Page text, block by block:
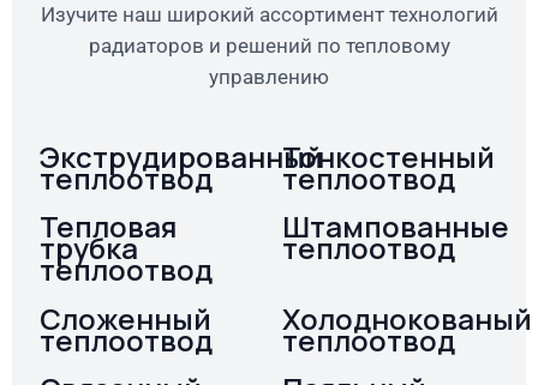
Изучите наш широкий ассортимент технологий
радиаторов и решений по тепловому
управлению
Экструдированный
теплоотвод
Тонкостенный
теплоотвод
Тепловая
трубка
теплоотвод
Штампованные
теплоотвод
Сложенный
теплоотвод
Холоднокованый
теплоотвод